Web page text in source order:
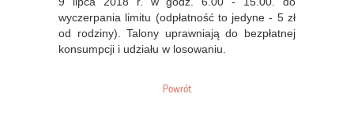
wyczerpania limitu (odpłatność to jedyne - 5 zł
od rodziny). Talony uprawniają do bezpłatnej
konsumpcji i udziału w losowaniu.
Powrót